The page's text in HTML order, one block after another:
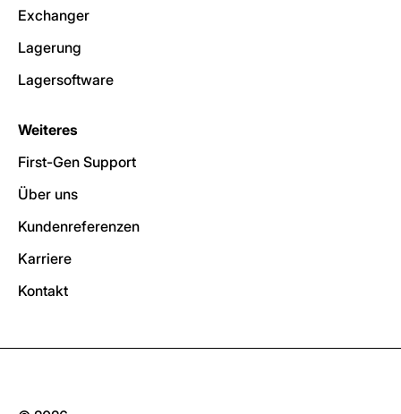
Exchanger
Lagerung
Lagersoftware
Weiteres
First-Gen Support
Über uns
Kundenreferenzen
Karriere
Kontakt